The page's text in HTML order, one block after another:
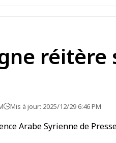
Mis à jour: 2025/12/29 6:46 PM